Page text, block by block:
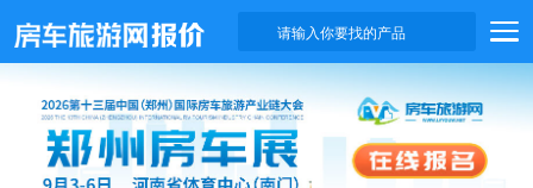
请输入你要找的产品